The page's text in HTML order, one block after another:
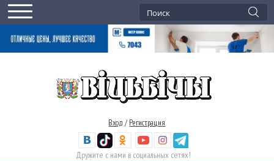
Вход / Регистрация
Дружите с нами в социальных сетях!